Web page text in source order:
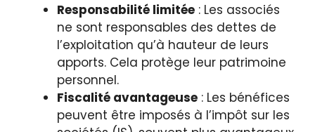
Responsabilité limitée : Les associés
ne sont responsables des dettes de
l’exploitation qu’à hauteur de leurs
apports. Cela protège leur patrimoine
personnel.
Fiscalité avantageuse : Les bénéfices
peuvent être imposés à l’impôt sur les